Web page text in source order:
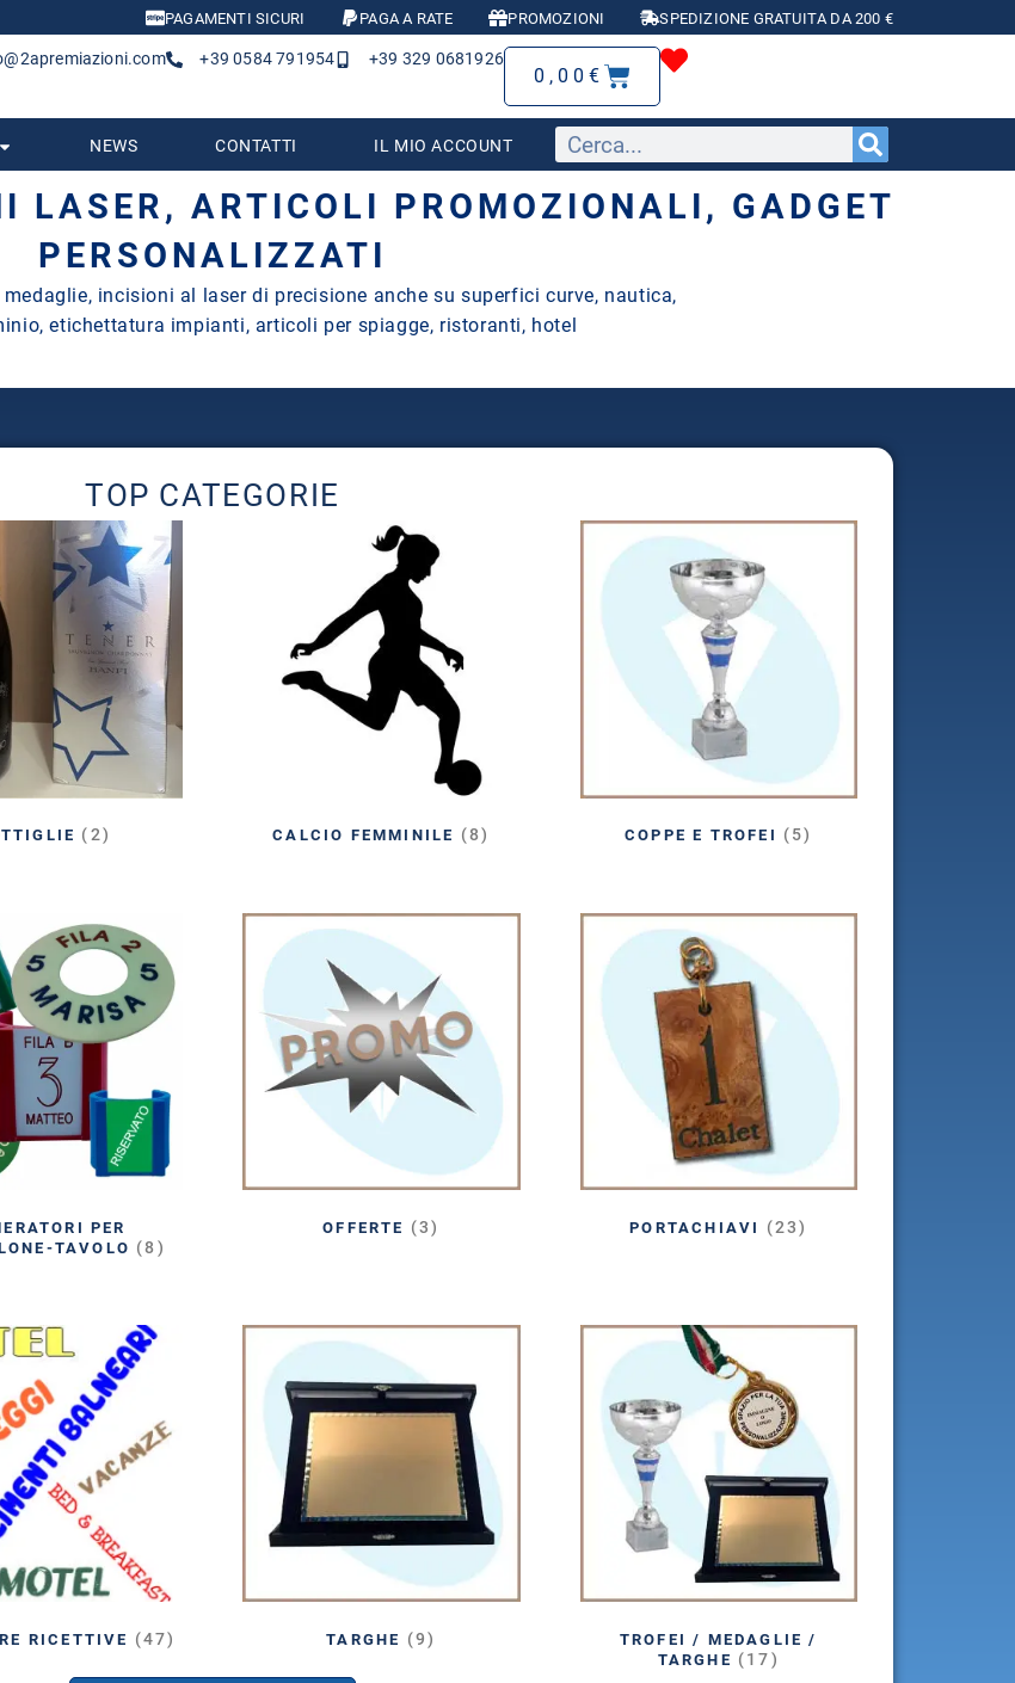
PAGAMENTI SICURI PAGA A RATE PROMOZIONI SPEDIZIONE GRATUITA DA 200 €
+39 0584 791954 +39 329 0681926
0,00 €
NEWS CONTATTI IL MIO ACCOUNT
LASER, ARTICOLI PROMOZIONALI, GADGET
PERSONALIZZATI
incisioni al laser di precisione anche su superfici curve, nautica,
etichettatura impianti, articoli per spiagge, ristoranti, hotel
TOP CATEGORIE
(2) CALCIO FEMMINILE (8) COPPE E TROFEI (5)
PER
TAVOLO (8)
OFFERTE (3) PORTACHIAVI (23)
RICETTIVE (47) TARGHE (9)
TROFEI / MEDAGLIE /
TARGHE (17)